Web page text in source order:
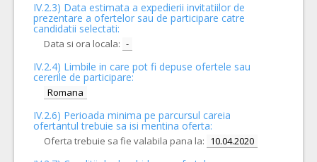
IV.2.3) Data estimata a expedierii invitatiilor de
prezentare a ofertelor sau de participare catre
candidatii selectati:
Data si ora locala: -
IV.2.4) Limbile in care pot fi depuse ofertele sau
cererile de participare:
Romana
IV.2.6) Perioada minima pe parcursul careia
ofertantul trebuie sa isi mentina oferta:
Oferta trebuie sa fie valabila pana la: 10.04.2020